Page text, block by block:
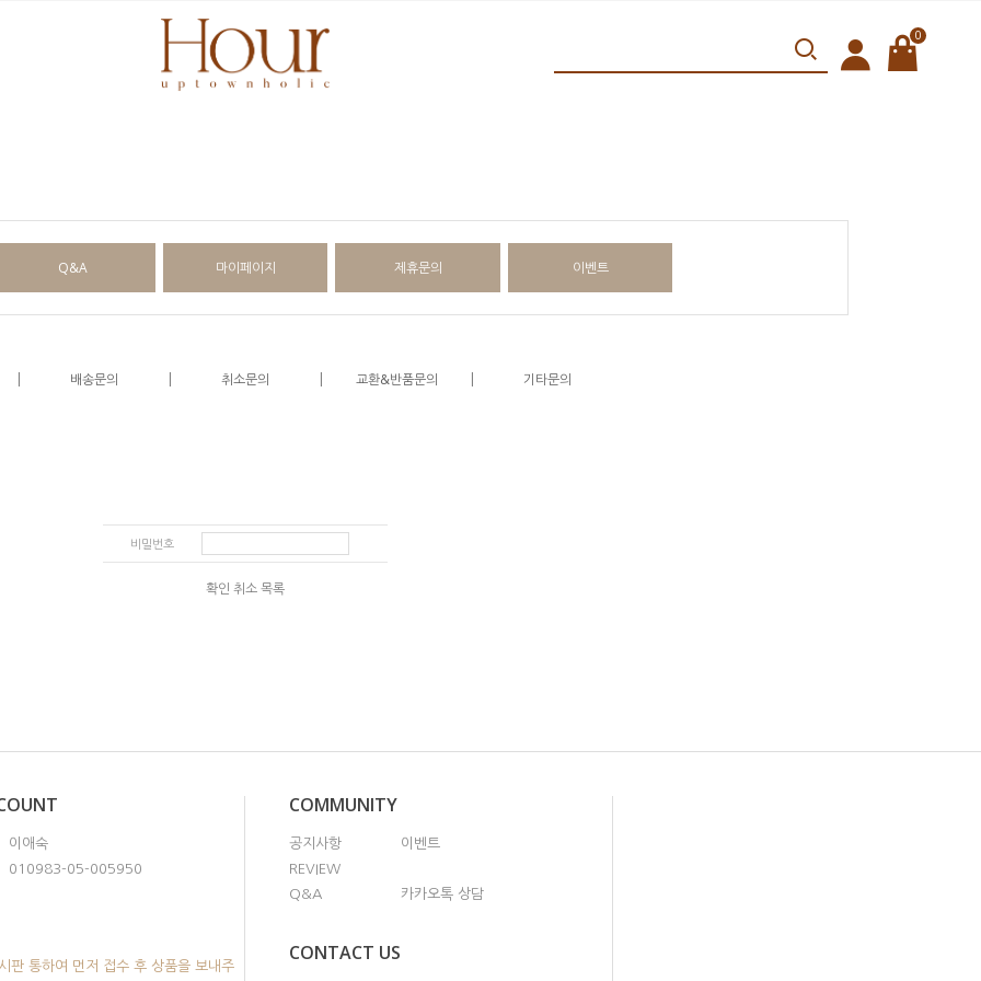
0
Q&A 마이페이지 제휴문의 이벤트
| 배송문의 | 취소문의 | 교환&반품문의 | 기타문의
비밀번호
확인 취소목록
이애숙
010983-05-005950
판 통하여 먼저 접수 후 상품을 보내주
COMMUNITY
공지사항
이벤트
REVIEW
Q&A
카카오톡 상담
CONTACT US